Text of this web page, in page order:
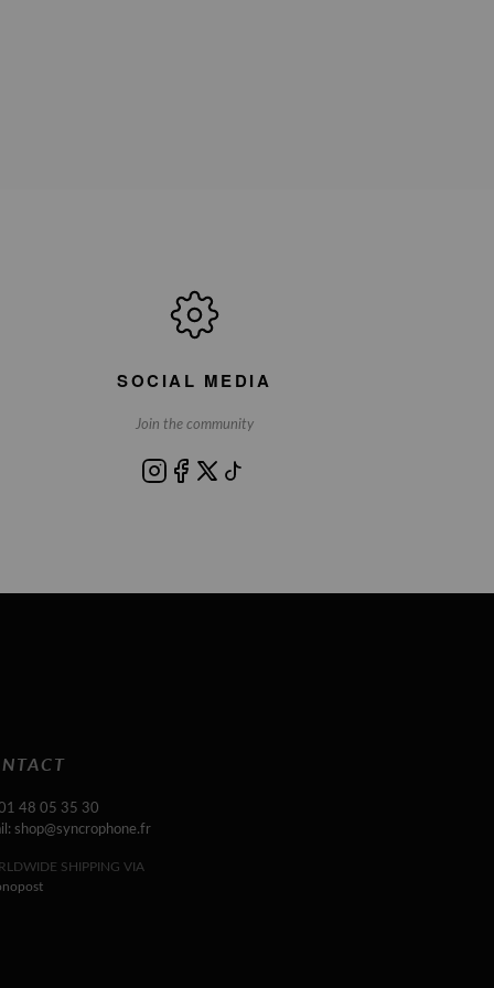
SOCIAL MEDIA
Join the community
48 05 35 30
shop@syncrophone.fr
SHIPPING VIA